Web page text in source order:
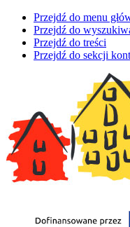
Przejdź do menu
Przejdź do
Przejdź do treści
Przejdź do sekcji